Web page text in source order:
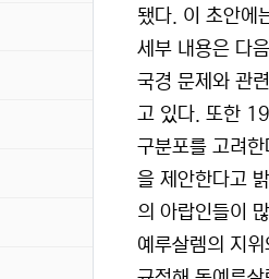
됐다. 이 초안에
세부 내용은 다
국경 문제와 관
고 있다. 또한
구분포를 고려
을 제안한다고
의 아랍인들이
예루살렘의 지